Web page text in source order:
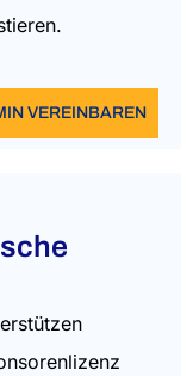
VEREINBAREN